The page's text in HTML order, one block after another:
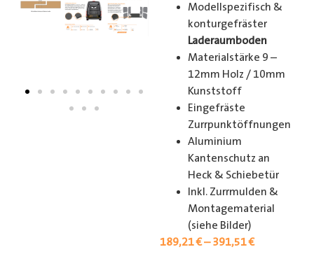
Modellspezifisch &
konturgefräster
Laderaumboden
Materialstärke 9 –
12mm Holz / 10mm
Kunststoff
Eingefräste
Zurrpunktöffnungen
Aluminium
Kantenschutz an
Heck & Schiebetür
Inkl. Zurrmulden &
Montagematerial
(siehe Bilder)
189,21€–391,51€